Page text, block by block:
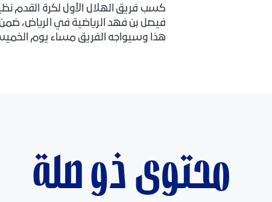
كسب فريق الهلال الأول لكرة القدم
فيصل بن فهد الرياضية في الرياض،
هذا وسيواجه الفريق مساء يوم الخميس الموافق 21 من شهر ديسمبر الجاري
محتوى ذو صلة